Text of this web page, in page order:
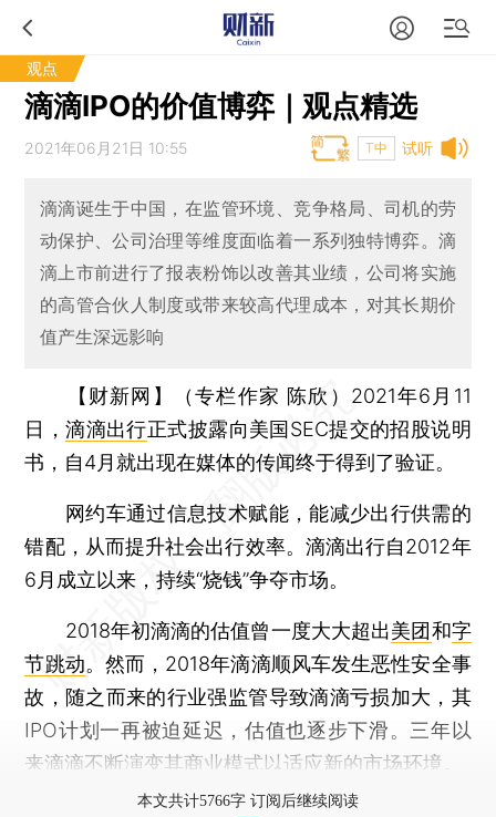
观点
滴滴IPO的价值博弈｜观点精选
试听
2021年06月21日 10:55 T中
滴滴诞生于中国，在监管环境、竞争格局、司机的劳
动保护、公司治理等维度面临着一系列独特博弈。滴
滴上市前进行了报表粉饰以改善其业绩，公司将实施
的高管合伙人制度或带来较高代理成本，对其长期价
值产生深远影响
【财新网】（专栏作家 陈欣） 2021年6月11
日，滴滴出行正式披露向美国SEC提交的招股说明
书，自4月就出现在媒体的传闻终于得到了验证。
网约车通过信息技术赋能，能减少出行供需的
错配，从而提升社会出行效率。滴滴出行自2012年
6月成立以来，持续“烧钱”争夺市场。
2018年初滴滴的估值曾一度大大超出美团和字
节跳动。然而，2018年滴滴顺风车发生恶性安全事
故，随之而来的行业强监管导致滴滴亏损加大，其
IPO计划一再被迫延迟，估值也逐步下滑。三年以
来滴滴不断演变其商业模式以适应新的市场环境。
本文共计5766字 订阅后继续阅读